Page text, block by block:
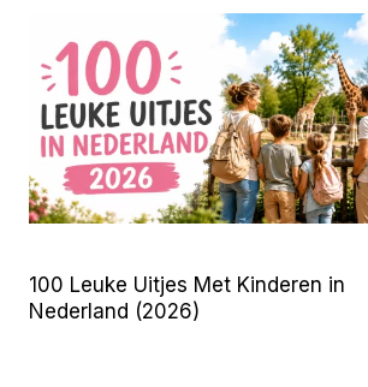
100 Leuke Uitjes Met Kinderen in
Nederland (2026)